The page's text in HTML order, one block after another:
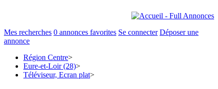
Mes recherches 0 annonces favorites Se connecter Déposer une
annonce
Région Centre>
Eure-et-Loir (28)>
Téléviseur, Ecran plat>